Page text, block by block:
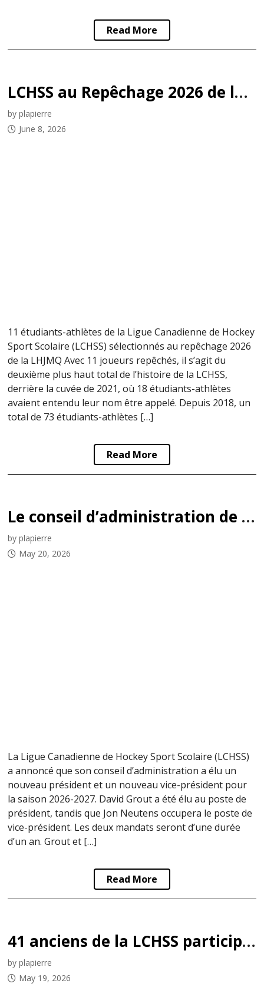
Read More
LCHSS au Repêchage 2026 de la LHJMQ
by plapierre
June 8, 2026
11 étudiants-athlètes de la Ligue Canadienne de Hockey
Sport Scolaire (LCHSS) sélectionnés au repêchage 2026
de la LHJMQ Avec 11 joueurs repêchés, il s’agit du
deuxième plus haut total de l’histoire de la LCHSS,
derrière la cuvée de 2021, où 18 étudiants-athlètes
avaient entendu leur nom être appelé. Depuis 2018, un
total de 73 étudiants-athlètes […]
Read More
Le conseil d’administration de la LCHSS élit un nouveau président et un nouveau vice-président
by plapierre
May 20, 2026
La Ligue Canadienne de Hockey Sport Scolaire (LCHSS)
a annoncé que son conseil d’administration a élu un
nouveau président et un nouveau vice-président pour
la saison 2026-2027. David Grout a été élu au poste de
président, tandis que Jon Neutens occupera le poste de
vice-président. Les deux mandats seront d’une durée
d’un an. Grout et […]
Read More
41 anciens de la LCHSS participent à la Coupe du Centennaire 2026
by plapierre
May 19, 2026